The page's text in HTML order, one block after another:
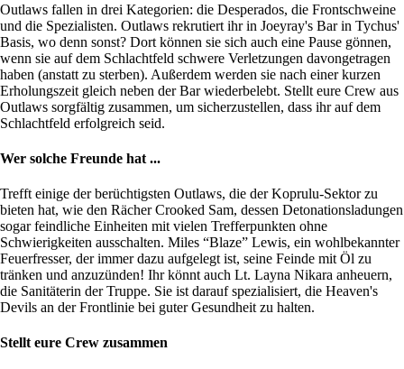
Outlaws fallen in drei Kategorien: die Desperados, die Frontschweine
und die Spezialisten. Outlaws rekrutiert ihr in Joeyray's Bar in Tychus'
Basis, wo denn sonst? Dort können sie sich auch eine Pause gönnen,
wenn sie auf dem Schlachtfeld schwere Verletzungen davongetragen
haben (anstatt zu sterben). Außerdem werden sie nach einer kurzen
Erholungszeit gleich neben der Bar wiederbelebt. Stellt eure Crew aus
Outlaws sorgfältig zusammen, um sicherzustellen, dass ihr auf dem
Schlachtfeld erfolgreich seid.
Wer solche Freunde hat ...
Trefft einige der berüchtigsten Outlaws, die der Koprulu-Sektor zu
bieten hat, wie den Rächer Crooked Sam, dessen Detonationsladungen
sogar feindliche Einheiten mit vielen Trefferpunkten ohne
Schwierigkeiten ausschalten. Miles “Blaze” Lewis, ein wohlbekannter
Feuerfresser, der immer dazu aufgelegt ist, seine Feinde mit Öl zu
tränken und anzuzünden! Ihr könnt auch Lt. Layna Nikara anheuern,
die Sanitäterin der Truppe. Sie ist darauf spezialisiert, die Heaven's
Devils an der Frontlinie bei guter Gesundheit zu halten.
Stellt eure Crew zusammen